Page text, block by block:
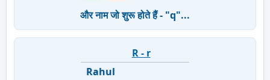
और नाम जो शुरू होते हैं - "q"...
R - r
Rahul